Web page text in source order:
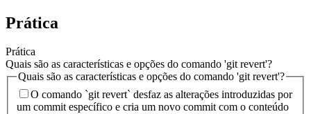
Prática
Prática
Quais são as características e opções do comando 'git revert'?
Quais são as características e opções do comando 'git revert'?
O comando `git revert` desfaz as alterações introduzidas por
um commit específico e cria um novo commit com o conteúdo